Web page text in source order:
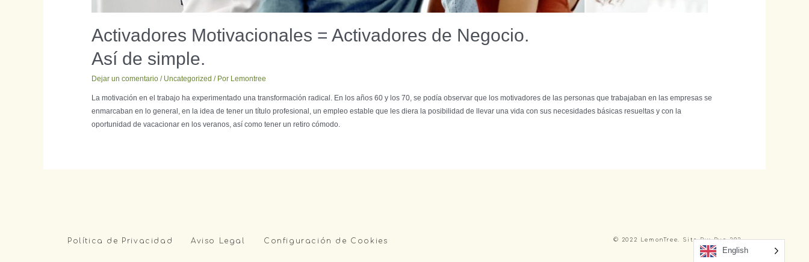
Activadores Motivacionales = Activadores de Negocio.
Así de simple.
Dejar un comentario / Uncategorized / Por Lemontree
La motivación en el trabajo ha experimentado una transformación radical. En los años 60 y los 70, se podía observar que los motivadores de las personas que trabajaban en las empresas se
enmarcaban en lo general, en la idea de tener un título profesional, un empleo estable que les diera la posibilidad de llevar una vida con sus necesidades básicas resueltas y con la
oportunidad de vacacionar en los veranos, así como tener un retiro cómodo.
Política de Privacidad Aviso Legal Configuración de Cookies © 2022 LemonTree. Site By: Rue 303
English